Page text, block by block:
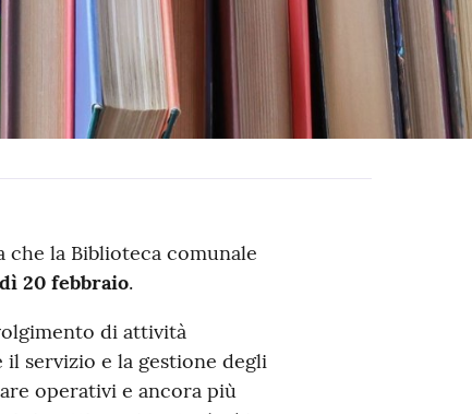
che la Biblioteca comunale
20 febbraio.
di attività
servizio e la gestione degli
operativi e ancora più